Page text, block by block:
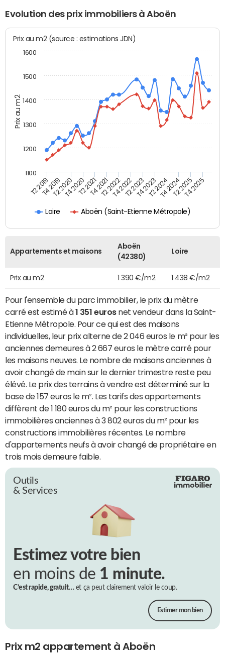
Evolution des prix immobiliers à Aboën
Prix au m2
Prix au m2 (source : estimations JDN)
Loire Aboën (Saint-Etienne Métropole)
T2 2019T4 2019T2 2020T4 2020T2 2021T4 2021T2 2022T4 2022T2 2023T4 2023T2 2024T4 2024T2 2025T4 2025
1100
1200
1300
1400
1500
1600
Appartements et maisons
Aboën
(42380)
Loire
Prix au m2 1 390 €/m2 1 438 €/m2
Pour l'ensemble du parc immobilier, le prix du mètre
carré est estimé à1 351 eurosnet vendeur dans la Saint-
Etienne Métropole. Pour ce qui est des maisons
individuelles, leur prix alterne de 2 046 euros le m² pour les
anciennes demeures à 2 667 euros le mètre carré pour
les maisons neuves. Le nombre de maisons anciennes à
avoir changé de main sur le dernier trimestre reste peu
élévé. Le prix des terrains à vendre est déterminé sur la
base de 157 euros le m². Les tarifs des appartements
diffèrent de 1 180 euros du m² pour les constructions
immobilières anciennes à 3 802 euros du m² pour les
constructions immobilières récentes. Le nombre
d'appartements neufs à avoir changé de propriétaire en
trois mois demeure faible.
Outils
& Services
Estimez votre bien
en moins de 1 minute.
C’est rapide, gratuit…et ça peut clairement valoir le coup.
Estimer mon bien
Prix m2 appartement à Aboën